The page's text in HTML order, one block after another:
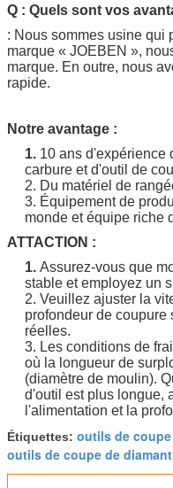
Q : Quels sont vos
: Nous sommes usine qui
marque « JOEBEN »,
marque. En outre, nous
rapide.
Notre avantage :
1. 10 ans d'expérience
carbure et d'outil de
2. Du matériel de
3. Équipement de
monde et équipe riche
ATTACTION :
1. Assurez-vous que
stable et employez un
2. Veuillez ajuster la
profondeur de
réelles.
3. Les conditions de
où la longueur de
(diamètre de moulin).
d'outil est plus longue,
l'alimentation et la
Étiquettes: outils de
outils de coupe de